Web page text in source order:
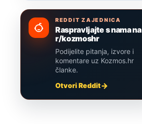
REDDIT ZAJEDNICA
Raspravljajte s nama na
r/kozmoshr
Podijelite pitanja, izvore i
komentare uz Kozmos.hr
članke.
Otvori Reddit